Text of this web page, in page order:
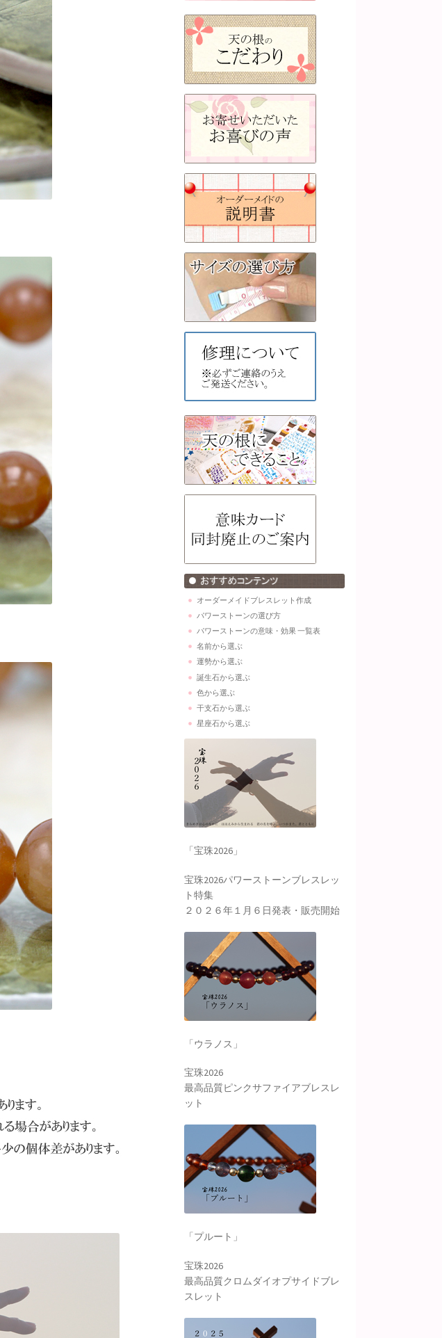
オーダーメイドブレスレット作成
パワーストーンの選び方
パワーストーンの意味・効果 一覧表
名前から選ぶ
運勢から選ぶ
誕生石から選ぶ
色から選ぶ
干支石から選ぶ
星座石から選ぶ
「宝珠2026」
宝珠2026パワーストーンブレスレッ
ト特集
２０２６年１月６日発表・販売開始
「ウラノス」
宝珠2026
最高品質ピンクサファイアブレスレ
ット
「プルート」
宝珠2026
最高品質クロムダイオプサイドブレ
スレット